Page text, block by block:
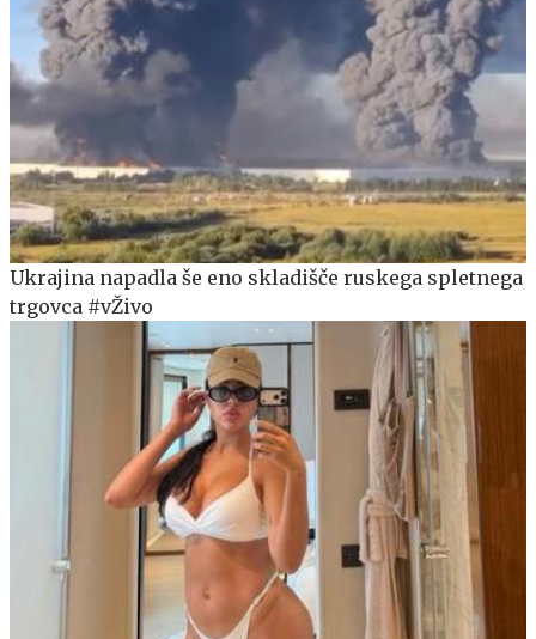
Ukrajina napadla še eno skladišče ruskega spletnega
trgovca #vŽivo